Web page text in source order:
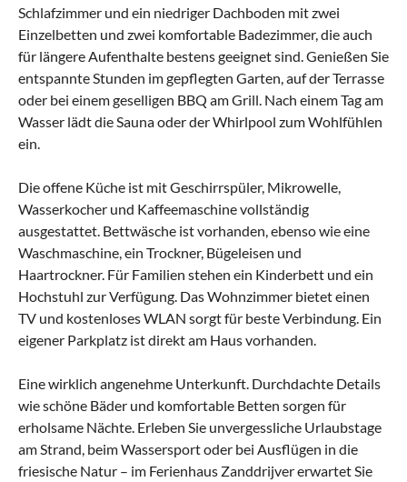
Schlafzimmer und ein niedriger Dachboden mit zwei
Einzelbetten und zwei komfortable Badezimmer, die auch
für längere Aufenthalte bestens geeignet sind. Genießen Sie
entspannte Stunden im gepflegten Garten, auf der Terrasse
oder bei einem geselligen BBQ am Grill. Nach einem Tag am
Wasser lädt die Sauna oder der Whirlpool zum Wohlfühlen
ein.
Die offene Küche ist mit Geschirrspüler, Mikrowelle,
Wasserkocher und Kaffeemaschine vollständig
ausgestattet. Bettwäsche ist vorhanden, ebenso wie eine
Waschmaschine, ein Trockner, Bügeleisen und
Haartrockner. Für Familien stehen ein Kinderbett und ein
Hochstuhl zur Verfügung. Das Wohnzimmer bietet einen
TV und kostenloses WLAN sorgt für beste Verbindung. Ein
eigener Parkplatz ist direkt am Haus vorhanden.
Eine wirklich angenehme Unterkunft. Durchdachte Details
wie schöne Bäder und komfortable Betten sorgen für
erholsame Nächte. Erleben Sie unvergessliche Urlaubstage
am Strand, beim Wassersport oder bei Ausflügen in die
friesische Natur – im Ferienhaus Zanddrijver erwartet Sie